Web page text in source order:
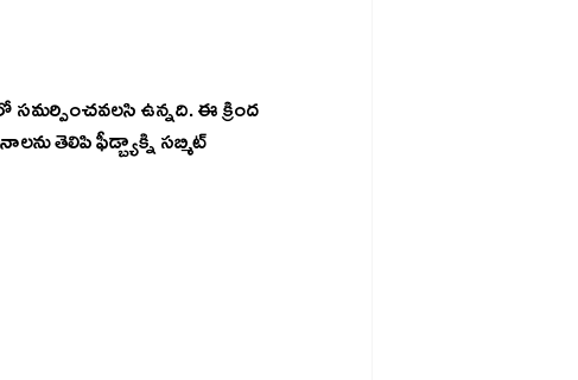
ఉన్నది. ఈ క్రింద
తెలిపి ఫీడ్బ్యాక్ని సబ్మిట్